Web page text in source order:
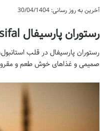
آخرین به روز رسانی: 30/04/1404
رستوران پارسیفال Parsifal رستوران های گیاهی استانبول
رستوران پارسیفال در قلب
صمیمی و غذاهای خوش طعم و مقرون